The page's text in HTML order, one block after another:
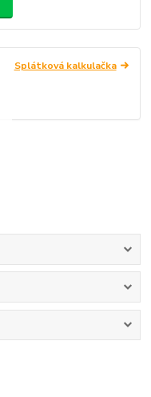
Splátková kalkulačka